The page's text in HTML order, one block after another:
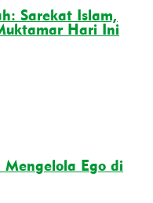
Sarekat Islam,
Hari Ini
Mengelola Ego di